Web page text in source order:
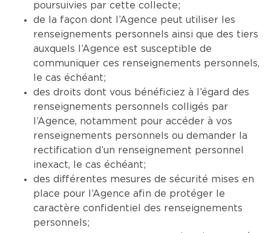
poursuivies par cette collecte;
de la façon dont l’Agence peut utiliser les
renseignements personnels ainsi que des tiers
auxquels l’Agence est susceptible de
communiquer ces renseignements personnels,
le cas échéant;
des droits dont vous bénéficiez à l’égard des
renseignements personnels colligés par
l’Agence, notamment pour accéder à vos
renseignements personnels ou demander la
rectification d’un renseignement personnel
inexact, le cas échéant;
des différentes mesures de sécurité mises en
place pour l’Agence afin de protéger le
caractère confidentiel des renseignements
personnels;